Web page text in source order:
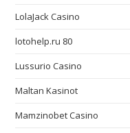
LolaJack Casino
lotohelp.ru 80
Lussurio Casino
Maltan Kasinot
Mamzinobet Casino